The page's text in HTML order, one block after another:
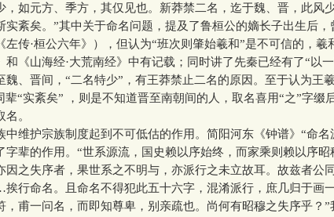
，如元方、季方，其仅见也。新莽禁二名，迄于魏、晋，此风
实紊矣。”其中关于命名问题，提及了鲁桓公的嫡长子出生后，
左传·桓公六年》），但认为“班次则肇始羲和”是不可信的，羲
和《山海经·大荒南经》中有记载；同时讲了先秦已经有了“以
魏、晋间，“二名特少”，有王莽禁止二名的原因。至于认为王
辈“实紊矣” ，则是不知道晋至南朝间的人，取名喜用“之”字缀
。
护宗族制度起到不可低估的作用。简阳河东《钟谱》“命名
字辈的作用。“世系源流，国史赖以序始终，而家乘则赖以序
因之失序者，果世系之不明与，亦派行之未立故耳。故兹者
行命名。且命名不得犯此五十六字，混淆派行，庶几归于画
，甫一问名，而即知尊卑，别亲疏也。尚何有昭穆之失序乎？”